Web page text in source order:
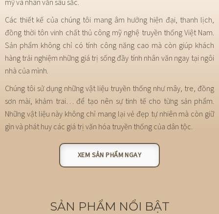
mỹ và nhân văn sâu sắc.
Các thiết kế của chúng tôi mang âm hưởng hiện đại, thanh lịch,
đồng thời tôn vinh chất thủ công mỹ nghệ truyền thống Việt Nam.
Sản phẩm không chỉ có tính công năng cao mà còn giúp khách
hàng trải nghiệm những giá trị sống đầy tính nhân văn ngay tại ngôi
nhà của mình.
Chúng tôi sử dụng những vật liệu truyền thống như mây, tre, đồng
sơn mài, khảm trai… để tạo nên sự tinh tế cho từng sản phẩm.
Những vật liệu này không chỉ mang lại vẻ đẹp tự nhiên mà còn giữ
gìn và phát huy các giá trị văn hóa truyền thống của dân tộc.
XEM SẢN PHẨM NGAY
SẢN PHẨM NỔI BẬT